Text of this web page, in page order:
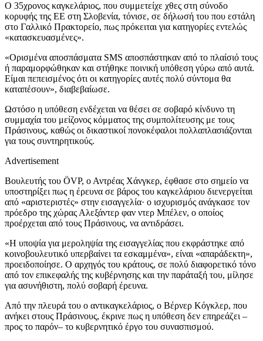
Ο 35χρονος καγκελάριος, που συμμετείχε χθες στη σύνοδο
κορυφής της ΕΕ στη Σλοβενία, τόνισε, σε δήλωσή του που εστάλη
στο Γαλλικό Πρακτορείο, πως πρόκειται για κατηγορίες εντελώς
«κατασκευασμένες».
«Ορισμένα αποσπάσματα SMS αποσπάστηκαν από το πλαίσιό τους
ή παραμορφώθηκαν και στήθηκε ποινική υπόθεση γύρω από αυτά.
Είμαι πεπεισμένος ότι οι κατηγορίες αυτές πολύ σύντομα θα
καταπέσουν», διαβεβαίωσε.
Ωστόσο η υπόθεση ενδέχεται να θέσει σε σοβαρό κίνδυνο τη
συμμαχία του μείζονος κόμματος της συμπολίτευσης με τους
Πράσινους, καθώς οι δικαστικοί πονοκέφαλοι πολλαπλασιάζονται
για τους συντηρητικούς.
Advertisement
Βουλευτής του ÖVP, ο Αντρέας Χάνγκερ, έφθασε στο σημείο να
υποστηρίξει πως η έρευνα σε βάρος του καγκελάριου διενεργείται
από «αριστεριστές» στην εισαγγελία· ο ισχυρισμός ανάγκασε τον
πρόεδρο της χώρας Αλεξάντερ φαν ντερ Μπέλεν, ο οποίος
προέρχεται από τους Πράσινους, να αντιδράσει.
«Η υποψία για μεροληψία της εισαγγελίας που εκφράστηκε από
κοινοβουλευτικό υπερβαίνει τα εσκαμμένα», είναι «απαράδεκτη»,
προειδοποίησε. Ο αρχηγός του κράτους, σε πολύ διαφορετικό τόνο
από τον επικεφαλής της κυβέρνησης και την παράταξή του, μίλησε
για ασυνήθιστη, πολύ σοβαρή έρευνα.
Από την πλευρά του ο αντικαγκελάριος, ο Βέρνερ Κόγκλερ, που
ανήκει στους Πράσινους, έκρινε πως η υπόθεση δεν επηρεάζει –
προς το παρόν– το κυβερνητικό έργο του συνασπισμού.